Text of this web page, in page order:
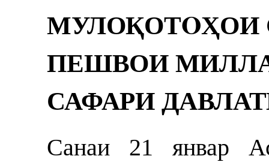
ПЕШВОИ
САФАРИ
Санаи 21 январ